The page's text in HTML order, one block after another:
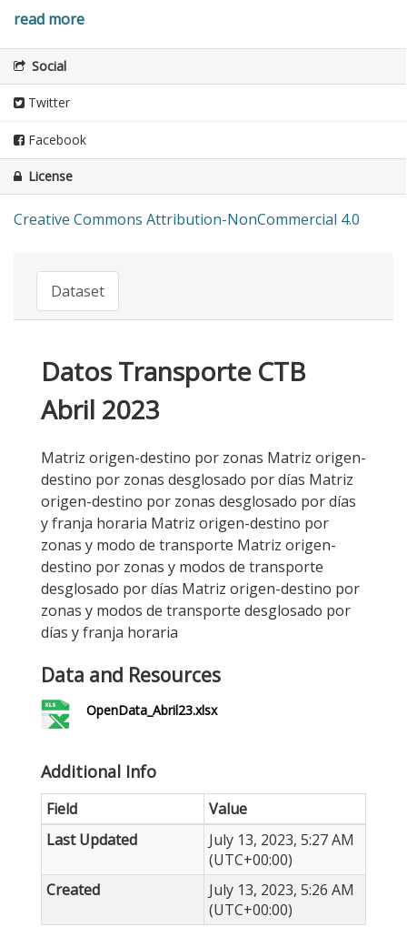
read more
Social
Twitter
Facebook
License
Creative Commons Attribution-NonCommercial 4.0
Dataset
Datos Transporte CTB
Abril 2023
Matriz origen-destino por zonas Matriz origen-
destino por zonas desglosado por días Matriz
origen-destino por zonas desglosado por días
y franja horaria Matriz origen-destino por
zonas y modo de transporte Matriz origen-
destino por zonas y modos de transporte
desglosado por días Matriz origen-destino por
zonas y modos de transporte desglosado por
días y franja horaria
Data and Resources
OpenData_Abril23.xlsx
Additional Info
Field
Value
Last Updated
July 13, 2023, 5:27 AM
(UTC+00:00)
Created
July 13, 2023, 5:26 AM
(UTC+00:00)